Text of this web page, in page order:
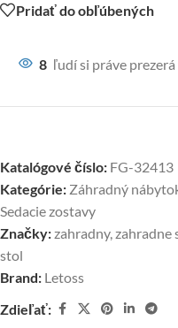
Pridať do obľúbených
8 ľudí si práve
Katalógové číslo: FG-32413
Kategórie: Záhradný
Sedacie zostavy
Značky:zahradny,zahradne
stol
Brand: Letoss
Zdieľať: